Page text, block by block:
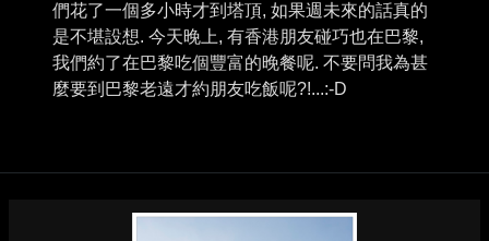
們花了一個多小時才到塔頂, 如果週未來的話真的
是不堪設想. 今天晚上, 有香港朋友碰巧也在巴黎,
我們約了在巴黎吃個豐富的晚餐呢. 不要問我為甚
麼要到巴黎老遠才約朋友吃飯呢?!...:-D